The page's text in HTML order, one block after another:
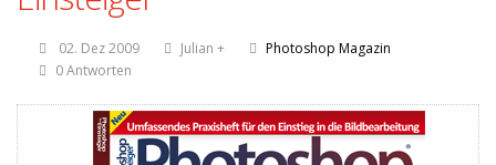
02. Dez 2009 Julian +
Photoshop Magazin
0 Antworten